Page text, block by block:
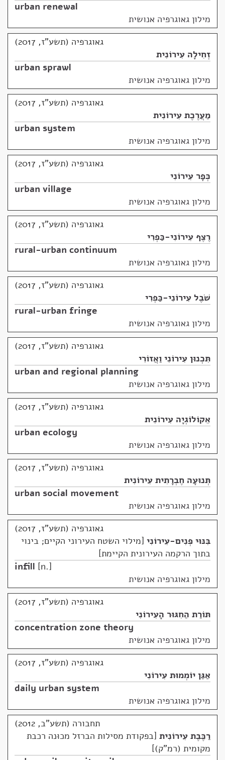
urban renewal
מילון גאוגרפיה אנושית
גאוגרפיה (תשע"ז, 2017)
זְחִילָה עִירוֹנִית
urban sprawl
מילון גאוגרפיה אנושית
גאוגרפיה (תשע"ז, 2017)
מַעֲרֶכֶת עִירוֹנִית
urban system
מילון גאוגרפיה אנושית
גאוגרפיה (תשע"ז, 2017)
כְּפָר עִירוֹנִי
urban village
מילון גאוגרפיה אנושית
גאוגרפיה (תשע"ז, 2017)
רֶצֶף עִירוֹנִי-כַּפְרִי
rural-urban continuum
מילון גאוגרפיה אנושית
גאוגרפיה (תשע"ז, 2017)
שֹׁבֶל עִירוֹנִי-כַּפְרִי
rural-urban fringe
מילון גאוגרפיה אנושית
גאוגרפיה (תשע"ז, 2017)
תִּכְנוּן עִירוֹנִי וַאֲזוֹרִי
urban and regional planning
מילון גאוגרפיה אנושית
גאוגרפיה (תשע"ז, 2017)
אֵקוֹלוֹגְיָה עִירוֹנִית
urban ecology
מילון גאוגרפיה אנושית
גאוגרפיה (תשע"ז, 2017)
תְּנוּעָה חֶבְרָתִית עִירוֹנִית
urban social movement
מילון גאוגרפיה אנושית
גאוגרפיה (תשע"ז, 2017)
בִּנּוּי פְּנִים-עִירוֹנִי מילוי השטח העירוני הקיים; בינוי
בתוך הרקמה העירונית הקיימת
infill n.
מילון גאוגרפיה אנושית
גאוגרפיה (תשע"ז, 2017)
תּוֹרַת הַחִגּוּר הָעִירוֹנִי
concentration zone theory
מילון גאוגרפיה אנושית
גאוגרפיה (תשע"ז, 2017)
אַגַּן יוֹמְמוּת עִירוֹנִי
daily urban system
מילון גאוגרפיה אנושית
תחבורה (תשע"ב, 2012)
רַכֶּבֶת עִירוֹנִית בפקודת מסילות הברזל מכוּנה רכבת
מקומית (רמ"ק)